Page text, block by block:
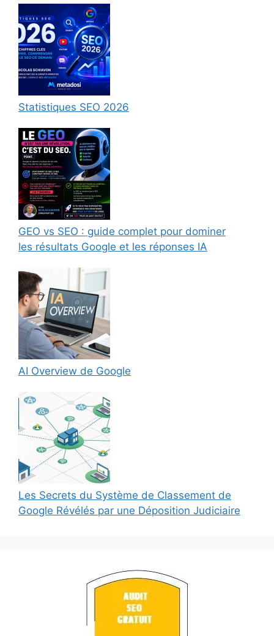
Statistiques SEO 2026
GEO vs SEO : guide complet pour dominer
les résultats Google et les réponses IA
AI Overview de Google
Les Secrets du Système de Classement de
Google Révélés par une Déposition Judiciaire